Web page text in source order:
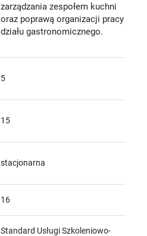
zarządzania zespołem kuchni
oraz poprawą organizacji pracy
działu gastronomicznego.
5
15
stacjonarna
16
Standard Usługi Szkoleniowo-